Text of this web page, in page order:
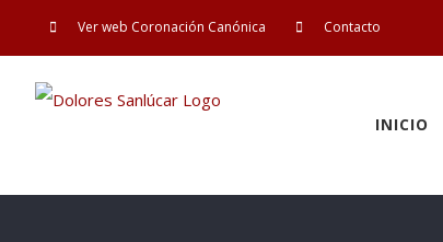
al
contenido
Ver web Coronación Canónica Contacto
INICIO